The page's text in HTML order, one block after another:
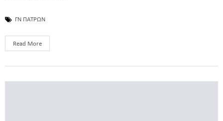
ΓΝ ΠΑΤΡΩΝ
Read More